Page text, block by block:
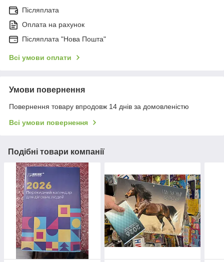
Післяплата
Оплата на рахунок
Післяплата "Нова Пошта"
Всі умови оплати
Умови повернення
Повернення товару впродовж 14 днів за домовленістю
Всі умови повернення
Подібні товари компанії